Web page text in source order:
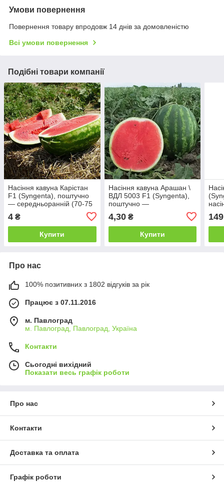
Умови повернення
Повернення товару впродовж 14 днів за домовленістю
Всі умови повернення
Подібні товари компанії
Насіння кавуна Карістан
F1 (Syngenta), поштучно
— середньоранній (70-75
днів), типу Кримсон Світ
4 ₴
Купити
Насіння кавуна Арашан \
ВДЛ 5003 F1 (Syngenta),
поштучно —
днів), типу Кримсон Світ
4,30₴
Купити
Світ
149
Про нас
100% позитивних з 1802 відгуків за рік
Працює з 07.11.2016
м. Павлоград
м. Павлоград, Павлоград, Україна
Контакти
Сьогодні вихідний
Показати весь графік роботи
Про нас
Контакти
Доставка та оплата
Графік роботи